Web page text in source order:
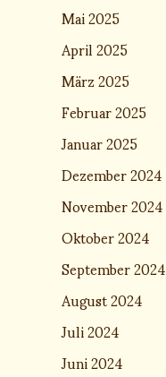
Mai 2025
April 2025
März 2025
Februar 2025
Januar 2025
Dezember 2024
November 2024
Oktober 2024
September 2024
August 2024
Juli 2024
Juni 2024